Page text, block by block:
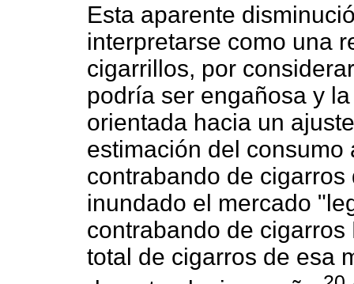
Esta aparente
interpretarse como una
cigarrillos, por
podría ser engañosa y
orientada hacia un
estimación del
contrabando de
inundado el mercado
contrabando de
total de cigarros de esa